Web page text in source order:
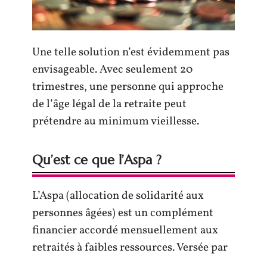
Une telle solution n’est évidemment pas
envisageable. Avec seulement 20
trimestres, une personne qui approche
de l’âge légal de la retraite peut
prétendre au minimum vieillesse.
Qu’est ce que l’Aspa ?
L’Aspa (allocation de solidarité aux
personnes âgées) est un complément
financier accordé mensuellement aux
retraités à faibles ressources. Versée par